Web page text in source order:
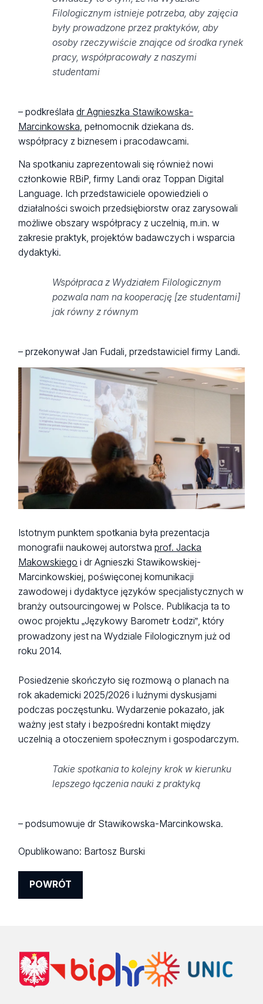
Filologicznym istnieje potrzeba, aby zajęcia
były prowadzone przez praktyków, aby
osoby rzeczywiście znające od środka rynek
pracy, współpracowały z naszymi
studentami
– podkreślaładr Agnieszka Stawikowska-
Marcinkowska , pełnomocnik dziekana ds.
współpracy z biznesem i pracodawcami.
Na spotkaniu zaprezentowali się również nowi
członkowie RBiP, firmy Landi oraz Toppan Digital
Language. Ich przedstawiciele opowiedzieli o
działalności swoich przedsiębiorstw oraz zarysowali
możliwe obszary współpracy z uczelnią, m.in. w
zakresie praktyk, projektów badawczych i wsparcia
dydaktyki.
Współpraca z Wydziałem Filologicznym
pozwala nam na kooperację [ze studentami]
jak równy z równym
– przekonywał Jan Fudali, przedstawiciel firmy Landi.
Istotnym punktem spotkania była prezentacja
monografii naukowej autorstwaprof. Jacka
Makowskiego i dr Agnieszki Stawikowskiej-
Marcinkowskiej, poświęconej komunikacji
zawodowej i dydaktyce języków specjalistycznych w
branży outsourcingowej w Polsce. Publikacja ta to
owoc projektu„Językowy Barometr Łodzi”, który
prowadzony jest na Wydziale Filologicznym już od
roku 2014.
Posiedzenie skończyło się rozmową o planach na
rok akademicki 2025/2026 i luźnymi dyskusjami
podczas poczęstunku. Wydarzenie pokazało, jak
ważny jest stały i bezpośredni kontakt między
uczelnią a otoczeniem społecznym i gospodarczym.
Takie spotkania to kolejny krok w kierunku
lepszego łączenia nauki z praktyką
– podsumowuje dr Stawikowska-Marcinkowska.
Opublikowano: Bartosz Burski
POWRÓT